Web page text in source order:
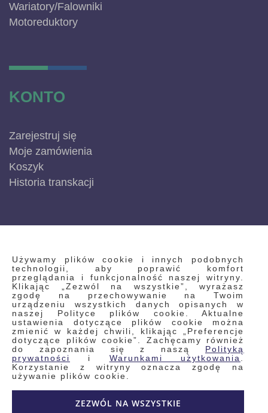
Używamy plików cookie i innych podobnych
technologii, aby poprawić komfort
przeglądania i funkcjonalność naszej witryny.
Klikając „Zezwól na wszystkie”, wyrażasz
zgodę na przechowywanie na Twoim
urządzeniu wszystkich danych opisanych w
naszej Polityce plików cookie. Aktualne
ustawienia dotyczące plików cookie można
zmienić w każdej chwili, klikając „Preferencje
dotyczące plików cookie”. Zachęcamy również
do zapoznania się z naszą Polityką
prywatności
i Warunkami użytkowania
Korzystanie z witryny oznacza zgodę na
używanie plików cookie.
ZEZWÓL NA WSZYSTKIE
Wariatory/Falowniki
Motoreduktory
KONTO
Zarejestruj się
Moje zamówienia
Koszyk
Historia transkacji
INFORMACJE
Regulamin
Polityka prywatności i pliki cookie
Wyszukiwane frazy
Wyszukiwanie zaawansowane
Zamówienia
Skontaktuj się z nami
Odstąp od umowy